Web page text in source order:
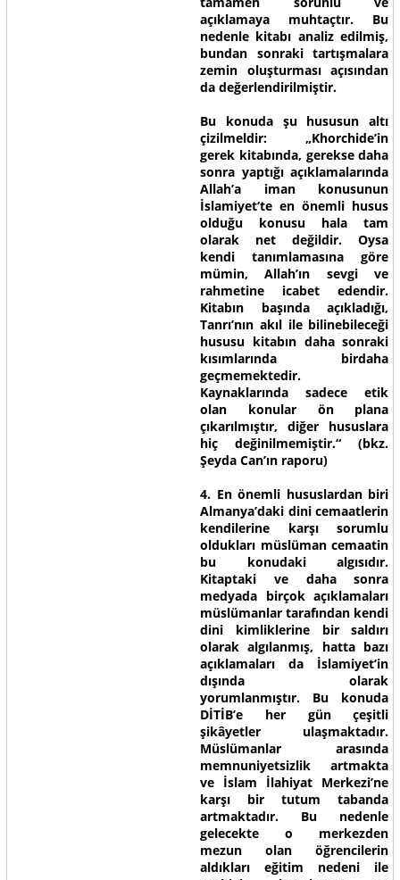
açıklamaya muhtaçtır. Bu
nedenle kitabı analiz edilmiş,
bundan sonraki tartışmalara
zemin oluşturması açısından
da değerlendirilmiştir.
Bu konuda şu hususun altı
çizilmeldir: „Khorchide’in
gerek kitabında, gerekse daha
sonra yaptığı açıklamalarında
Allah’a iman konusunun
İslamiyet‘te en önemli husus
olduğu konusu hala tam
olarak net değildir. Oysa
kendi tanımlamasına göre
mümin, Allah’ın sevgi ve
rahmetine icabet edendir.
Kitabın başında açıkladığı,
Tanrı’nın akıl ile bilinebileceği
hususu kitabın daha sonraki
kısımlarında birdaha
geçmemektedir.
Kaynaklarında sadece etik
olan konular ön plana
çıkarılmıştır, diğer hususlara
hiç değinilmemiştir.“ (bkz.
Şeyda Can’ın raporu)
4. En önemli hususlardan biri
Almanya’daki dini cemaatlerin
kendilerine karşı sorumlu
oldukları müslüman cemaatin
bu konudaki algısıdır.
Kitaptaki ve daha sonra
medyada birçok açıklamaları
müslümanlar tarafından kendi
dini kimliklerine bir saldırı
olarak algılanmış, hatta bazı
açıklamaları da İslamiyet’in
dışında olarak
yorumlanmıştır. Bu konuda
DİTİB’e her gün çeşitli
şikâyetler ulaşmaktadır.
Müslümanlar arasında
memnuniyetsizlik artmakta
ve İslam İlahiyat Merkezi’ne
karşı bir tutum tabanda
artmaktadır. Bu nedenle
gelecekte o merkezden
mezun olan öğrencilerin
aldıkları eğitim nedeni ile